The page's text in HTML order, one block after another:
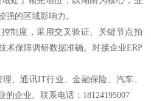
强的区域影响力。
制度，采用交叉验证、关键节点拍
术保障调研数据准确。对接企业ERP
、通讯IT行业、金融保险、汽车、
企业。联系电话：18124195007